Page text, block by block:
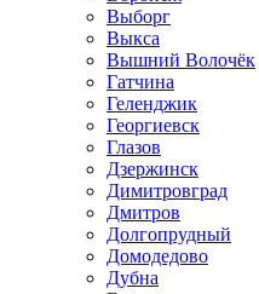
Выборг
Выкса
Вышний Волочёк
Гатчина
Геленджик
Георгиевск
Глазов
Дзержинск
Димитровград
Дмитров
Долгопрудный
Домодедово
Дубна